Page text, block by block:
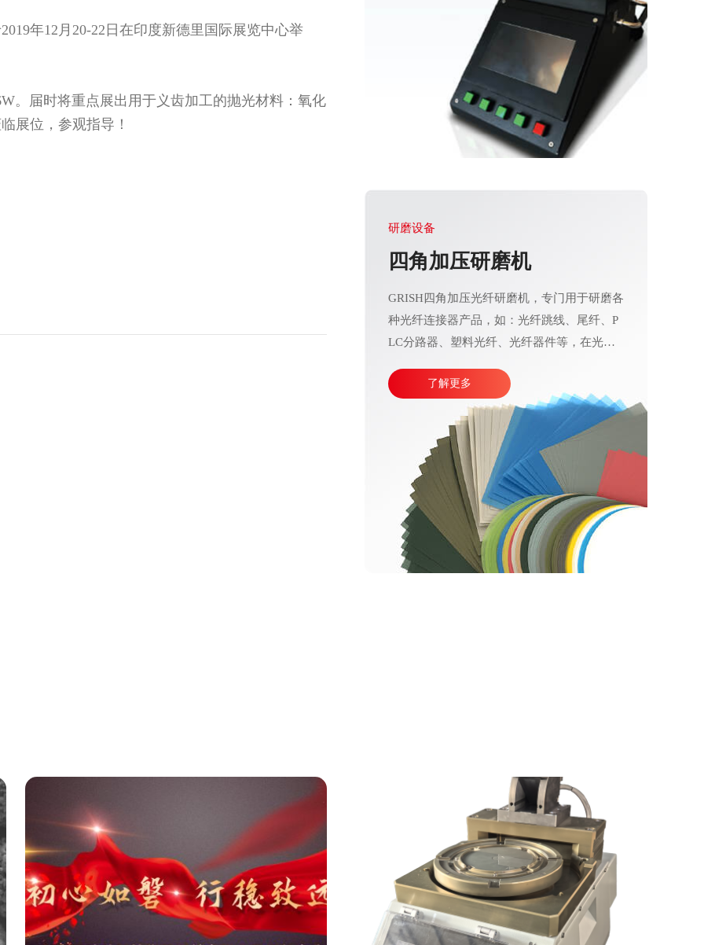
年12月20-22日在印度新德里国际展览中心举
。届时将重点展出用于义齿加工的抛光材料：氧化
展位，参观指导！
要由四台或五台光纤研磨机，再配合各种规格
的PC、APC、UPC等研磨夹具组成。
研磨设备
四角加压研磨机
GRISH四角加压光纤研磨机，专门用于研磨各
种光纤连接器产品，如：光纤跳线、尾纤、P
LC分路器、塑料光纤、光纤器件等，在光通
运行稳定，直观的大屏幕设计可使参数调整更
加方便快捷。目前比较成熟的产线加工方式主
要由四台或五台光纤研磨机，再配合各种规格
的PC、APC、UPC等研磨夹具组成。
了解更多